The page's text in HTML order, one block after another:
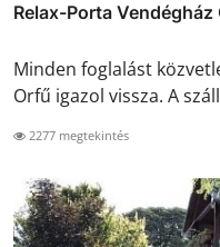
Relax-Porta Vendégház
Minden foglalást
Orfű igazol vissza. A
2277 megtekintés